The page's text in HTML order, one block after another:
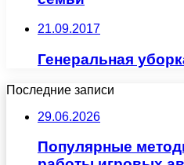
21.09.2017
Генеральная
Последние записи
29.06.2026
Популярные